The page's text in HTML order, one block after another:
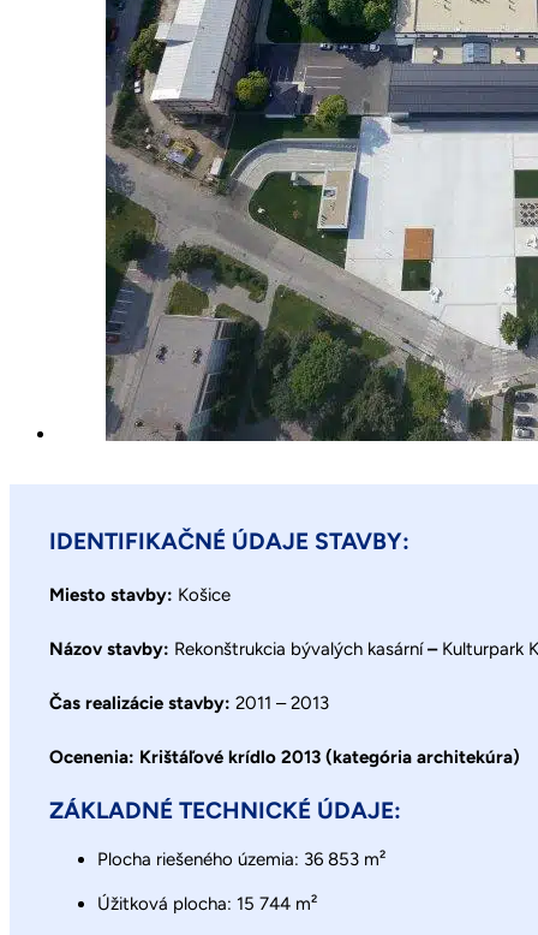
IDENTIFIKAČNÉ ÚDAJE STAVBY:
Miesto stavby: Košice
Názov stavby: Rekonštrukcia bývalých kasární– Kulturpark
Čas realizácie stavby: 2011 – 2013
Ocenenia: Krištáľové krídlo 2013 (kategória architekúra)
ZÁKLADNÉ TECHNICKÉ ÚDAJE:
Plocha riešeného územia: 36 853 m²
Úžitková plocha: 15 744 m²